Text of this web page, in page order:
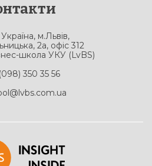
м.Львів,
2а, офіс 312
школа УКУ (LvBS)
350 35 56